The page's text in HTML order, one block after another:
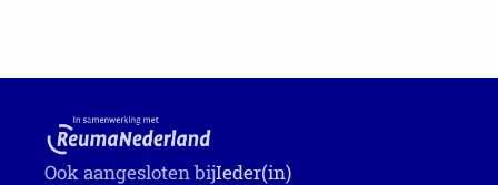
Ook aangesloten bijIeder(in)